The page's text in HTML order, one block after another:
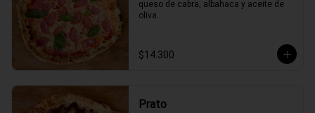
queso de cabra, albahaca y aceite de
oliva.
$14.300
Prato